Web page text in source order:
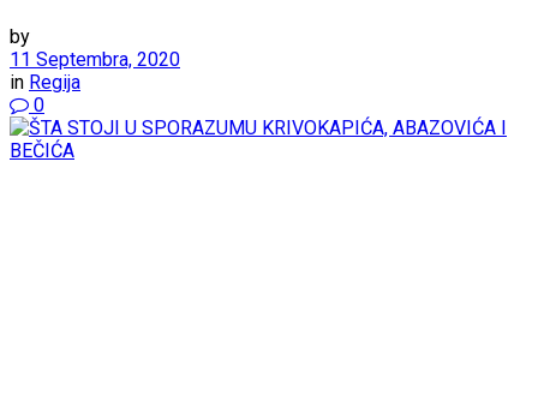
by
11 Septembra, 2020
in Regija
0